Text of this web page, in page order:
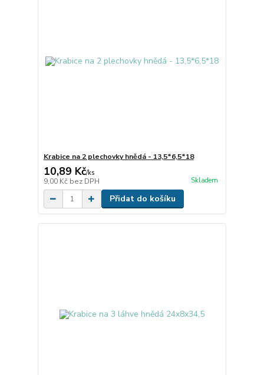
Krabice na 2 plechovky hnědá - 13,5*6,5*18
10,89 Kč/ks
9,00 Kč bez DPH Skladem
Přidat do košíku